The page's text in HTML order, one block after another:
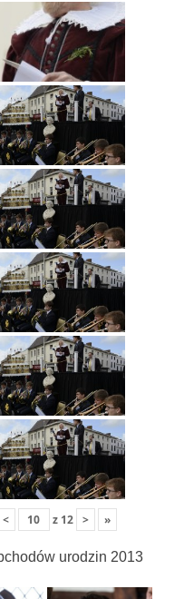
< z 12 > »
urodzin 2013